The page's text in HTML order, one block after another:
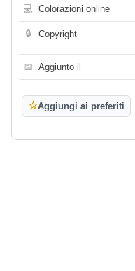
💻 Colorazioni online
🔒 Copyright
📅 Aggiunto il
☆Aggiungi ai preferiti